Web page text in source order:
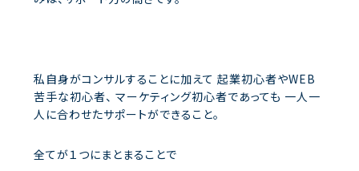
私自身がコンサルすることに加えて 起業初心者やWEB
苦手な初心者、 マーケティング初心者であっても 一人一
人に合わせたサポートができること。
全てが１つにまとまることで